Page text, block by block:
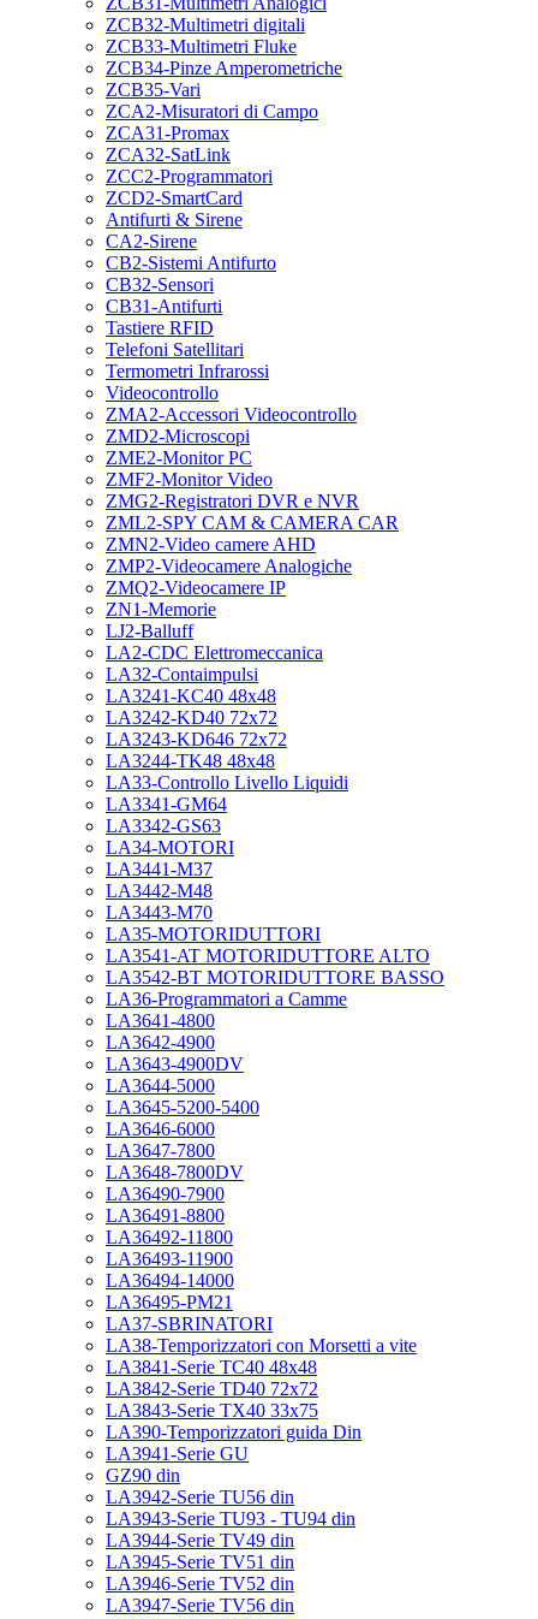
ZCB32-Multimetri digitali
ZCB33-Multimetri Fluke
ZCB34-Pinze Amperometriche
ZCB35-Vari
ZCA2-Misuratori di Campo
ZCA31-Promax
ZCA32-SatLink
ZCC2-Programmatori
ZCD2-SmartCard
Antifurti & Sirene
CA2-Sirene
CB2-Sistemi Antifurto
CB32-Sensori
CB31-Antifurti
Tastiere RFID
Telefoni Satellitari
Termometri Infrarossi
Videocontrollo
ZMA2-Accessori Videocontrollo
ZMD2-Microscopi
ZME2-Monitor PC
ZMF2-Monitor Video
ZMG2-Registratori DVR e NVR
ZML2-SPY CAM & CAMERA CAR
ZMN2-Video camere AHD
ZMP2-Videocamere Analogiche
ZMQ2-Videocamere IP
ZN1-Memorie
LJ2-Balluff
LA2-CDC Elettromeccanica
LA32-Contaimpulsi
LA3241-KC40 48x48
LA3242-KD40 72x72
LA3243-KD646 72x72
LA3244-TK48 48x48
LA33-Controllo Livello Liquidi
LA3341-GM64
LA3342-GS63
LA34-MOTORI
LA3441-M37
LA3442-M48
LA3443-M70
LA35-MOTORIDUTTORI
LA3541-AT MOTORIDUTTORE ALTO
LA3542-BT MOTORIDUTTORE BASSO
LA36-Programmatori a Camme
LA3641-4800
LA3642-4900
LA3643-4900DV
LA3644-5000
LA3645-5200-5400
LA3646-6000
LA3647-7800
LA3648-7800DV
LA36490-7900
LA36491-8800
LA36492-11800
LA36493-11900
LA36494-14000
LA36495-PM21
LA37-SBRINATORI
LA38-Temporizzatori con Morsetti a vite
LA3841-Serie TC40 48x48
LA3842-Serie TD40 72x72
LA3843-Serie TX40 33x75
LA390-Temporizzatori guida Din
LA3941-Serie GU
GZ90 din
LA3942-Serie TU56 din
LA3943-Serie TU93 - TU94 din
LA3944-Serie TV49 din
LA3945-Serie TV51 din
LA3946-Serie TV52 din
LA3947-Serie TV56 din